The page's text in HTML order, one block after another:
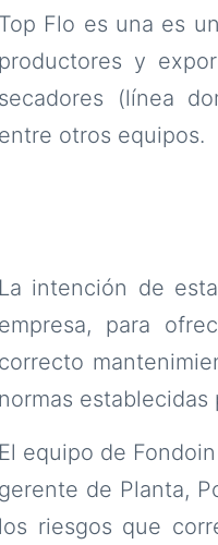
Top Flo es una es
productores y
secadores (línea
entre otros equipos.
La intención de
empresa, para
correcto
normas
El equipo de
gerente de Planta,
los riesgos que